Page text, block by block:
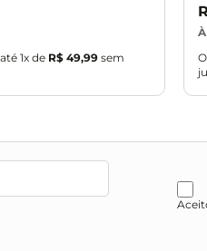
1x de R$ 49,99 sem